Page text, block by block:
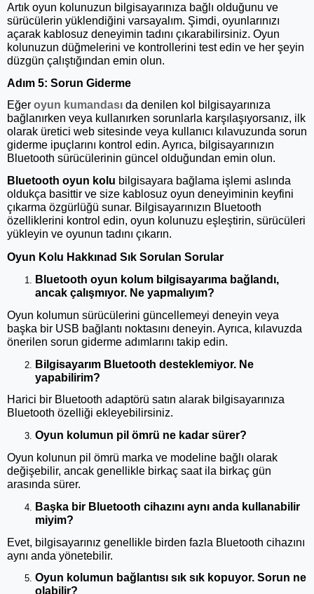
Artık oyun kolunuzun bilgisayarınıza bağlı olduğunu ve
sürücülerin yüklendiğini varsayalım. Şimdi, oyunlarınızı
açarak kablosuz deneyimin tadını çıkarabilirsiniz. Oyun
kolunuzun düğmelerini ve kontrollerini test edin ve her şeyin
düzgün çalıştığından emin olun.
Adım 5: Sorun Giderme
Eğer oyun kumandası da denilen kol bilgisayarınıza
bağlanırken veya kullanırken sorunlarla karşılaşıyorsanız, ilk
olarak üretici web sitesinde veya kullanıcı kılavuzunda sorun
giderme ipuçlarını kontrol edin. Ayrıca, bilgisayarınızın
Bluetooth sürücülerinin güncel olduğundan emin olun.
Bluetooth oyun kolu bilgisayara bağlama işlemi aslında
oldukça basittir ve size kablosuz oyun deneyiminin keyfini
çıkarma özgürlüğü sunar. Bilgisayarınızın Bluetooth
özelliklerini kontrol edin, oyun kolunuzu eşleştirin, sürücüleri
yükleyin ve oyunun tadını çıkarın.
Oyun Kolu Hakkınad Sık Sorulan Sorular
Bluetooth oyun kolum bilgisayarıma bağlandı,
ancak çalışmıyor. Ne yapmalıyım?
Oyun kolumun sürücülerini güncellemeyi deneyin veya
başka bir USB bağlantı noktasını deneyin. Ayrıca, kılavuzda
önerilen sorun giderme adımlarını takip edin.
Bilgisayarım Bluetooth desteklemiyor. Ne
yapabilirim?
Harici bir Bluetooth adaptörü satın alarak bilgisayarınıza
Bluetooth özelliği ekleyebilirsiniz.
Oyun kolumun pil ömrü ne kadar sürer?
Oyun kolunun pil ömrü marka ve modeline bağlı olarak
değişebilir, ancak genellikle birkaç saat ila birkaç gün
arasında sürer.
Başka bir Bluetooth cihazını aynı anda kullanabilir
miyim?
Evet, bilgisayarınız genellikle birden fazla Bluetooth cihazını
aynı anda yönetebilir.
Oyun kolumun bağlantısı sık sık kopuyor. Sorun ne
olabilir?